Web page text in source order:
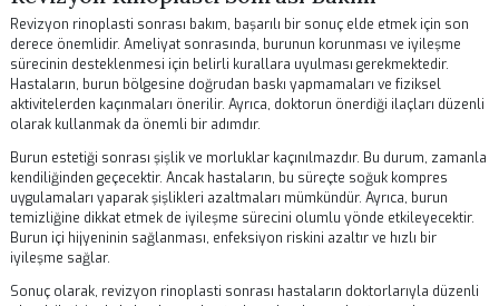
Cerrahi işlemin türü, burun yapısına ve sorunların ciddiyetine bağlı
değişiklik gösterir. Açık veya kapalı rinoplasti teknikleri kullanılarak,
şekillendirilebilir. Açık rinoplasti, daha fazla görünürlük sağlarken,
rinoplasti ise daha az iz bırakma avantajına sahiptir. Hangi
kullanılacağı, cerrah ile hasta arasında yapılan detaylı görüşmelerle
belirlenir.
Ameliyat sonrası iyileşme süreci, her hastada farklılık gösterebilir.
olarak, hastalar birkaç gün içerisinde normal hayata dönebilirler.
tam iyileşme süreci birkaç hafta alabilir. Bu süreçte, burun şeklinde
zamanla meydana gelecek değişiklikler de gözlemlenmelidir.
sonrası önerilere dikkat etmek, iyileşme sürecini hızlandıracaktır.
Revizyon Rinoplasti Sonrası Bakım